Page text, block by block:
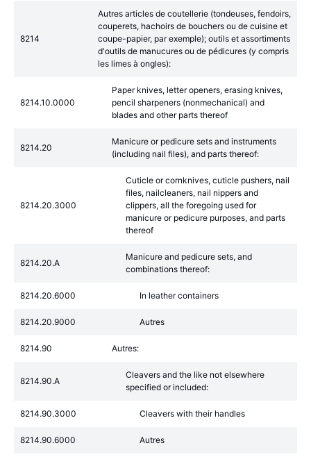
8214
Autres articles de coutellerie (tondeuses, fendoirs,
couperets, hachoirs de bouchers ou de cuisine et
coupe-papier, par exemple); outils et assortiments
d'outils de manucures ou de pédicures (y compris
les limes à ongles):
8214.10.0000
Paper knives, letter openers, erasing knives,
pencil sharpeners (nonmechanical) and
blades and other parts thereof
8214.20
Manicure or pedicure sets and instruments
(including nail files), and parts thereof:
8214.20.3000
Cuticle or cornknives, cuticle pushers, nail
files, nailcleaners, nail nippers and
clippers, all the foregoing used for
manicure or pedicure purposes, and parts
thereof
8214.20.A
Manicure and pedicure sets, and
combinations thereof:
8214.20.6000 In leather containers
8214.20.9000 Autres
8214.90 Autres:
8214.90.A
Cleavers and the like not elsewhere
specified or included:
8214.90.3000 Cleavers with their handles
8214.90.6000 Autres